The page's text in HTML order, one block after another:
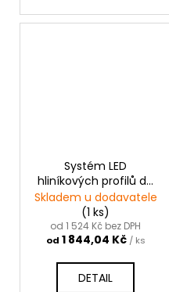
Systém LED
hliníkových profilů do
sádrokartonu MOD-
KOZE-50 |stříbrná
anoda
Skladem u dodavatele
(1 ks)
od 1 524 Kč bez DPH
od 1 844,04 Kč / ks
DETAIL